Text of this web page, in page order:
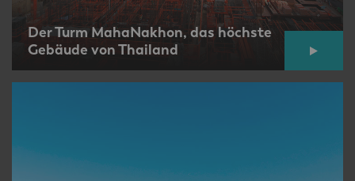
Der Turm MahaNakhon, das höchste
Gebäude von Thailand